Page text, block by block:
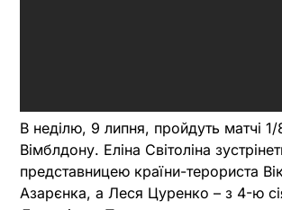
В неділю, 9 липня, пройдуть матчі 1/
Вімблдону. Еліна Світоліна
представницею країни-терориста
Азарєнка, а Леся Цуренко – з 4-ю